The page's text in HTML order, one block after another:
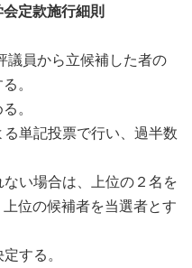
定款施行細則
議員から立候補した者の
。
。
単記投票で行い、過半数
い場合は、上位の２名を
位の候補者を当選者とす
する。